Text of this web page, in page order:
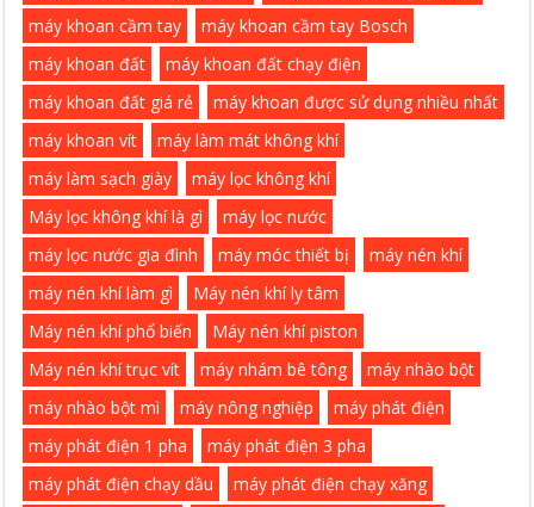
máy khoan cầm tay
máy khoan cầm tay Bosch
máy khoan đất
máy khoan đất chạy điện
máy khoan đất giá rẻ
máy khoan được sử dụng nhiều nhất
máy khoan vít
máy làm mát không khí
máy làm sạch giày
máy lọc không khí
Máy lọc không khí là gì
máy lọc nước
máy lọc nước gia đình
máy móc thiết bị
máy nén khí
máy nén khí làm gì
Máy nén khí ly tâm
Máy nén khí phổ biến
Máy nén khí piston
Máy nén khí trục vít
máy nhám bê tông
máy nhào bột
máy nhào bột mì
máy nông nghiệp
máy phát điện
máy phát điện 1 pha
máy phát điện 3 pha
máy phát điện chạy dầu
máy phát điện chạy xăng